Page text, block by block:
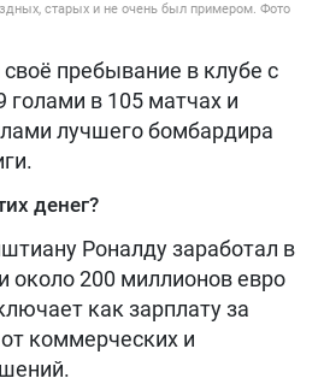
старых и не очень был примером. Фото
пребывание в клубе с
в 105 матчах и
лучшего бомбардира
денег?
Роналду заработал в
около 200 миллионов евро
как зарплату за
коммерческих и